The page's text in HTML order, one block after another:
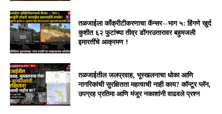
तळजाईला काँक्रीटीकरणाचा कॅन्सर—भाग ५: हिंगणे खुर्द
कुशीत ६२ फुटांच्या तीव्र डोंगरउतारावर बहुमजली
इमारतींचे आक्रमण !
तळजाईतील जलप्रवाह, भूस्खलनाचा धोका आणि
नागरिकांची सुरक्षितता महत्वाची नाही काय? कॉन्टूर प्लॅन,
उपग्रह प्रतिमा आणि मंजूर नकाशांनी वाढवले प्रश्न